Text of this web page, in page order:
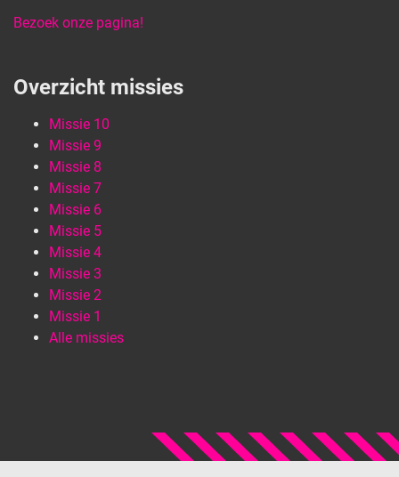
Bezoek onze pagina!
Overzicht missies
Missie 10
Missie 9
Missie 8
Missie 7
Missie 6
Missie 5
Missie 4
Missie 3
Missie 2
Missie 1
Alle missies